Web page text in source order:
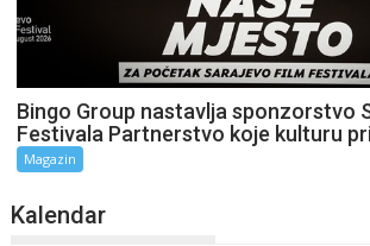
Bingo Group nastavlja sponzorstvo
Festivala Partnerstvo koje kulturu
Magazin
Kalendar